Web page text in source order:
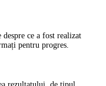
ce a fost realizat
pentru progres.